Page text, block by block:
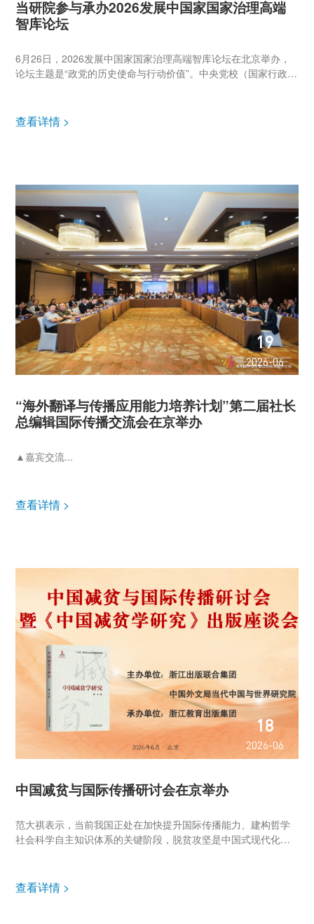
当研院参与承办2026发展中国家国家治理高端
智库论坛
6月26日，2026发展中国家国家治理高端智库论坛在北京举办，
论坛主题是“政党的历史使命与行动价值”。中央党校（国家行政学
编辑曲...
查看详情 >
19
2026-06
“海外翻译与传播应用能力培养计划”第二届社长
总编辑国际传播交流会在京举办
▲嘉宾交流...
查看详情 >
18
2026-06
中国减贫与国际传播研讨会在京举办
范大祺表示，当前我国正处在加快提升国际传播能力、建构哲学
社会科学自主知识体系的关键阶段，脱贫攻坚是中国式现代化进
减贫实践植根中华...
查看详情 >